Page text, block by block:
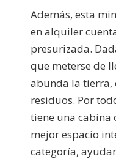
Además, esta
en alquiler
presurizada.
que meterse de
abunda la tierra,
residuos. Por
tiene una cabina
mejor espacio
categoría,